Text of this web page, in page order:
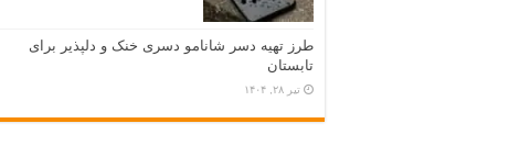
طرز تهیه دسر شانامو دسری خنک و دلپذیر برای
تابستان
تیر ۲۸, ۱۴۰۴